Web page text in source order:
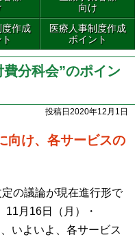
向け
作成
医療人事制度作成
ポイント
分科会”のポイン
投稿日2020年12月1日
向け、各サービスの
の議論が現在進行形で
11 月 16日（月）・
いよいよ、各サービス